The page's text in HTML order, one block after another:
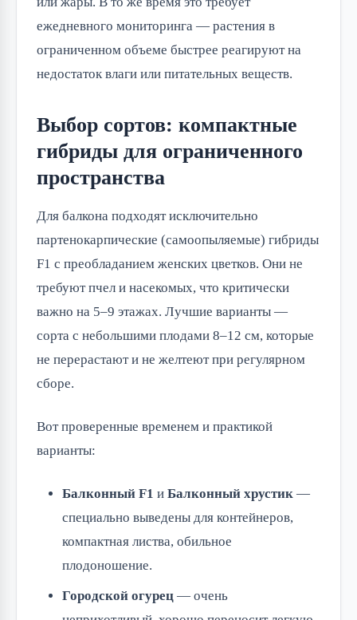
ежедневного мониторинга — растения в
ограниченном объеме быстрее реагируют на
недостаток влаги или питательных веществ.
Выбор сортов: компактные
гибриды для ограниченного
пространства
Для балкона подходят исключительно
партенокарпические (самоопыляемые) гибриды
F1 с преобладанием женских цветков. Они не
требуют пчел и насекомых, что критически
важно на 5–9 этажах. Лучшие варианты —
сорта с небольшими плодами 8–12 см, которые
не перерастают и не желтеют при регулярном
сборе.
Вот проверенные временем и практикой
варианты:
Балконный F1 и Балконный хрустик —
специально выведены для контейнеров,
компактная листва, обильное
плодоношение.
Городской огурец — очень